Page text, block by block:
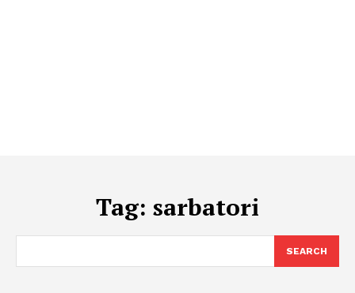
Tag: sarbatori
SEARCH